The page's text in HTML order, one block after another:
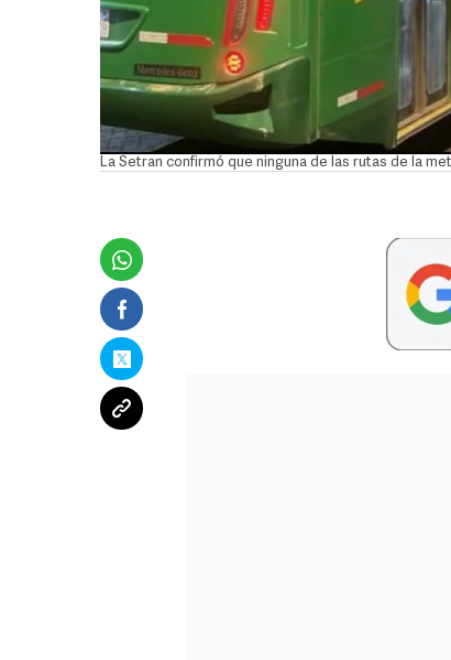
La Setran confirmó que ninguna de las rutas de la